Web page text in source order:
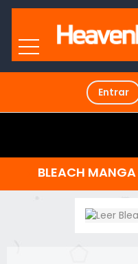
Entrar
BLEACH